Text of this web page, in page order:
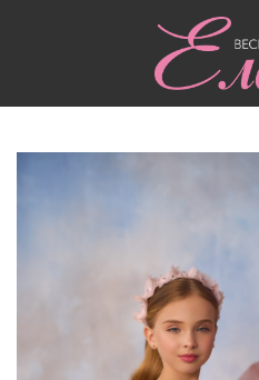
Дитячі сукні/